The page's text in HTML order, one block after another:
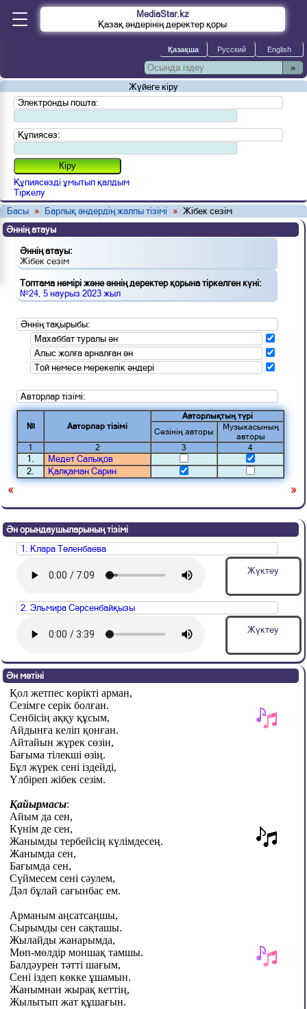
MediaStar.kz
Қазақ әндерінің деректер қоры
»
Жүйеге кіру
Электронды пошта:
Құпиясөз:
Құпиясөзді ұмытып қалдым
Тіркелу
Басы » Барлық әндердің жалпы тізімі » Жібек сезім
Әннің атауы
Әннің атауы:
Жібек сезім
Топтама нөмірі және әннің деректер қорына тіркелген күні:
№24, 5 наурыз 2023 жыл
Әннің тақырыбы:
Махаббат туралы ән
Алыс жолға арналған ән
Той немесе мерекелік әндері
Авторлар тізімі:
№ Авторлар тізімі
Авторлықтың түрі
Сөзінің авторы
Музыкасының
авторы
1
2 3 4
1.
Медет Салықов
2.
Қалқаман Сарин
« »
Ән орындаушыларының тізімі
1. Клара Төленбаева
Жүктеу
2. Эльмира Сәрсенбайқызы
Жүктеу
Ән мәтіні
Қол жетпес көрікті арман,
Сезімге серік болған.
Сенбісің аққу құсым,
Айдынға келіп қонған.
Айтайын жүрек сөзін,
Бағыма тілекші өзің.
Бұл жүрек сені іздейді,
Үлбіреп жібек сезім.
Қайырмасы:
Айым да сен,
Күнім де сен,
Жанымды тербейсің күлімдесең.
Жанымда сен,
Бағымда сен,
Сүймесем сені сәулем,
Дәл бұлай сағынбас ем.
Арманым аңсатсаңшы,
Сырымды сен сақташы.
Жылайды жанарымда,
Мөп-мөлдір моншақ тамшы.
Балдәурен тәтті шағым,
Сені іздеп көкке ұшамын.
Жанымнан жырақ кеттің,
Жылытып жат құшағын.